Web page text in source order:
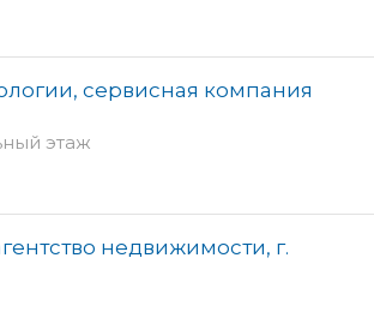
сервисная компания
этаж
недвижимости, г.